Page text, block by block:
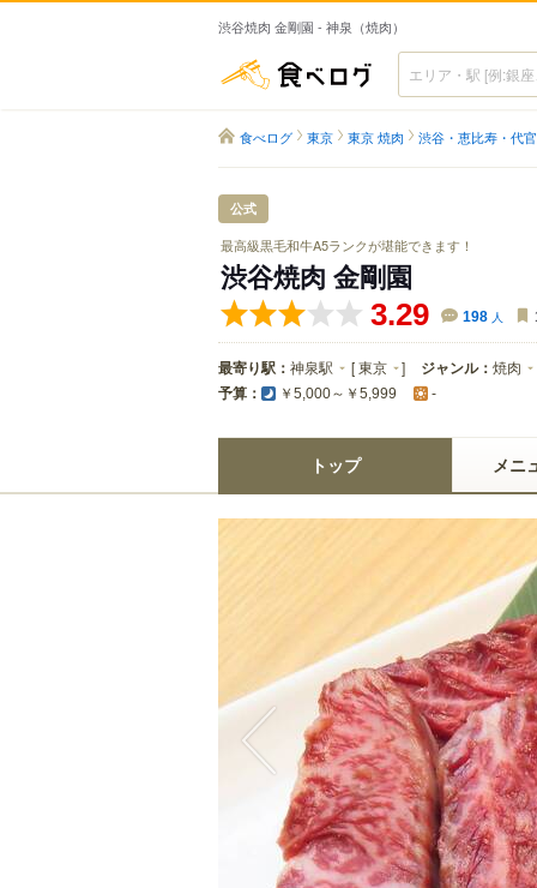
渋谷焼肉 金剛園 - 神泉（焼肉）
食べログ
食べログ 東京 東京 焼肉 渋谷・恵比寿・代
公式
最高級黒毛和牛A5ランクが堪能できます！
渋谷焼肉 金剛園
3.29 198 人
最寄り駅： 神泉駅 [東京 ] ジャンル： 焼肉
予算： ￥5,000～￥5,999 -
トップ メニ